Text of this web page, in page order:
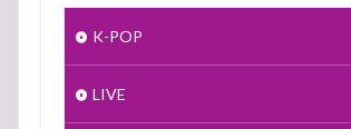
K-POP
LIVE